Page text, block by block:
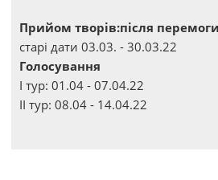
Прийом творів:після
старі дати 03.03. - 30.03.22
Голосування
І тур: 01.04 - 07.04.22
ІІ тур: 08.04 - 14.04.22